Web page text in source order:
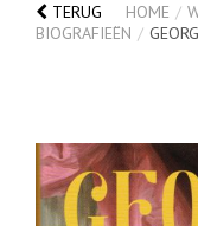
TERUG HOME /
BIOGRAFIEËN /